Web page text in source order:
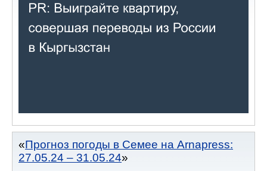
Прогноз погоды в Семее на Arnapress:
27.05.24 – 31.05.24